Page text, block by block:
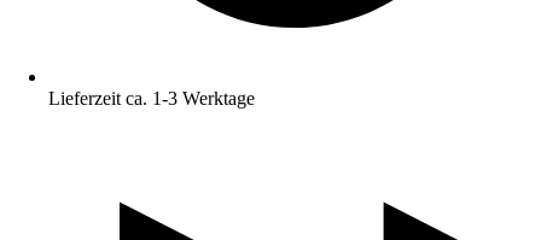
Lieferzeit ca. 1-3 Werktage